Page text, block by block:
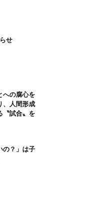
せ
への腐心を
、人間形成
〝試合〟を
の？」は子